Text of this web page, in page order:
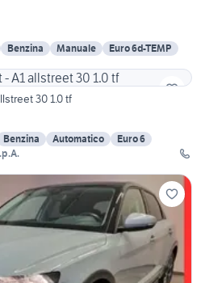
Benzina Manuale
Euro 6d-TEMP
30 1.0 tf
Benzina Automatico
Euro 6